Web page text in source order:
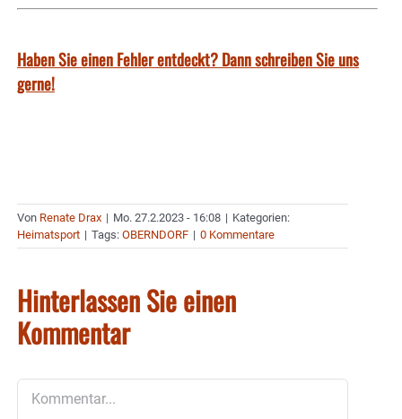
Haben Sie einen Fehler entdeckt? Dann schreiben Sie uns
gerne!
Von Renate Drax | Mo. 27.2.2023 - 16:08 | Kategorien:
Heimatsport | Tags: OBERNDORF | 0 Kommentare
Hinterlassen Sie einen
Kommentar